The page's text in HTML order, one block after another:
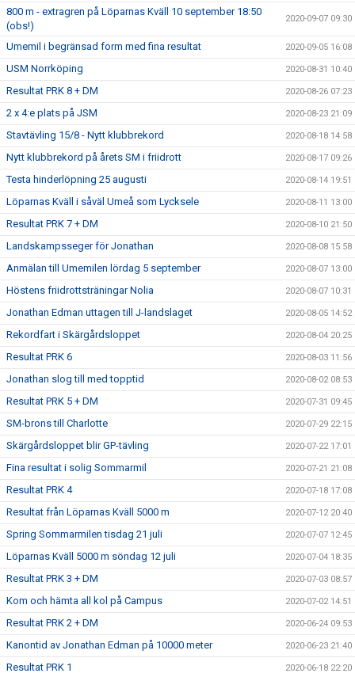
800 m - extragren på Löparnas Kväll 10 september 18:50
(obs!)
2020-09-07 09:30
Umemil i begränsad form med fina resultat 2020-09-05 16:08
USM Norrköping 2020-08-31 10:40
Resultat PRK 8 + DM 2020-08-26 07:23
2 x 4:e plats på JSM 2020-08-23 21:09
Stavtävling 15/8 - Nytt klubbrekord 2020-08-18 14:58
Nytt klubbrekord på årets SM i friidrott 2020-08-17 09:26
Testa hinderlöpning 25 augusti 2020-08-14 19:51
Löparnas Kväll i såväl Umeå som Lycksele 2020-08-11 13:00
Resultat PRK 7 + DM 2020-08-10 21:50
Landskampsseger för Jonathan 2020-08-08 15:58
Anmälan till Umemilen lördag 5 september 2020-08-07 13:00
Höstens friidrottsträningar Nolia 2020-08-07 10:31
Jonathan Edman uttagen till J-landslaget 2020-08-05 14:52
Rekordfart i Skärgårdsloppet 2020-08-04 20:25
Resultat PRK 6 2020-08-03 11:56
Jonathan slog till med topptid 2020-08-02 08:53
Resultat PRK 5 + DM 2020-07-31 09:45
SM-brons till Charlotte 2020-07-29 22:15
Skärgårdsloppet blir GP-tävling 2020-07-22 17:01
Fina resultat i solig Sommarmil 2020-07-21 21:08
Resultat PRK 4 2020-07-18 17:08
Resultat från Löparnas Kväll 5000 m 2020-07-12 20:40
Spring Sommarmilen tisdag 21 juli 2020-07-07 12:45
Löparnas Kväll 5000 m söndag 12 juli 2020-07-04 18:35
Resultat PRK 3 + DM 2020-07-03 08:57
Kom och hämta all kol på Campus 2020-07-02 14:51
Resultat PRK 2 + DM 2020-06-24 09:53
Kanontid av Jonathan Edman på 10000 meter 2020-06-23 21:40
Resultat PRK 1 2020-06-18 22:20